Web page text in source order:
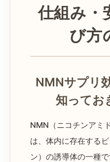
仕組み・
び方
NMNサプリ
知ってお
NMN（ニコチンアミ
は、体内に存在する
ン）の誘導体の一種